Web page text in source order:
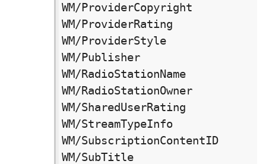
WM/ProviderCopyright　　　　　　
WM/ProviderRating　　　　　　　
WM/ProviderStyle　　　　　　　　
WM/Publisher　　　　　　　　　　
WM/RadioStationName　　　　　　
WM/RadioStationOwner　　　　　
WM/SharedUserRating　　　　　　
WM/StreamTypeInfo　　　　　　　
WM/SubscriptionContentID　　　
WM/SubTitle　　　　　　　　　　